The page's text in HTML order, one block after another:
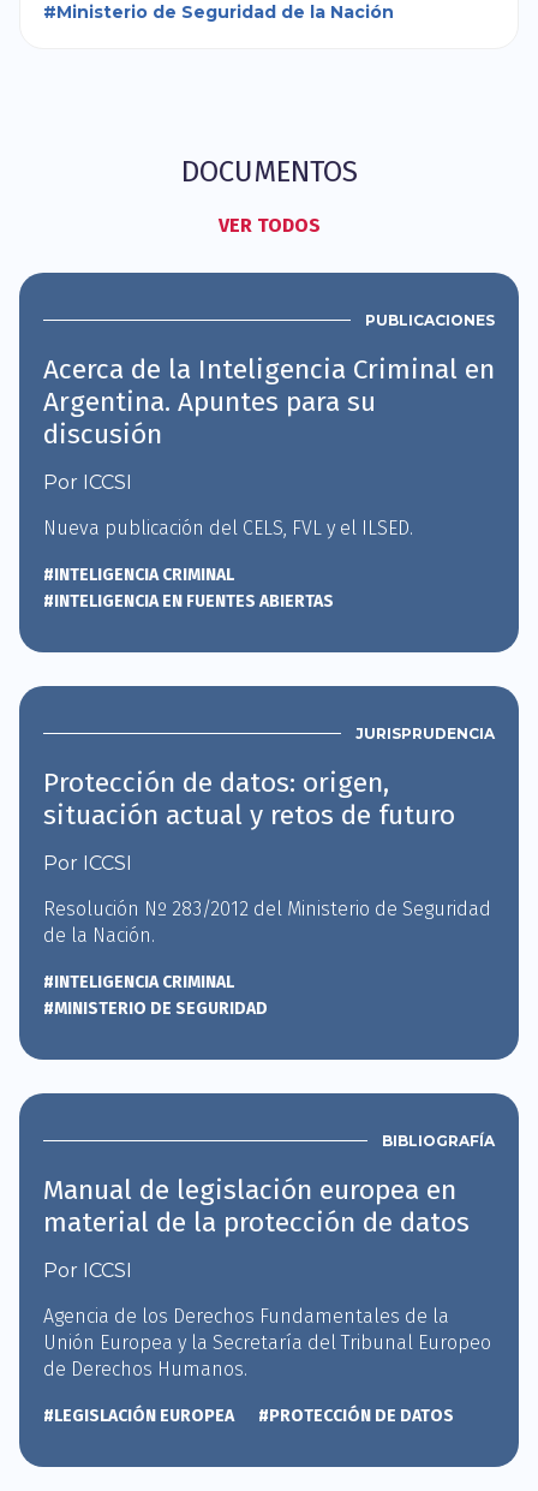
#Ministerio de Seguridad de la Nación
DOCUMENTOS
VER TODOS
PUBLICACIONES
Acerca de la Inteligencia Criminal en
Argentina. Apuntes para su
discusión
Por ICCSI
Nueva publicación del CELS, FVL y el ILSED.
#INTELIGENCIA CRIMINAL
#INTELIGENCIA EN FUENTES ABIERTAS
JURISPRUDENCIA
Protección de datos: origen,
situación actual y retos de futuro
Por ICCSI
Resolución Nº 283/2012 del Ministerio de Seguridad
de la Nación.
#INTELIGENCIA CRIMINAL
#MINISTERIO DE SEGURIDAD
BIBLIOGRAFÍA
Manual de legislación europea en
material de la protección de datos
Por ICCSI
Agencia de los Derechos Fundamentales de la
Unión Europea y la Secretaría del Tribunal Europeo
de Derechos Humanos.
#LEGISLACIÓN EUROPEA #PROTECCIÓN DE DATOS